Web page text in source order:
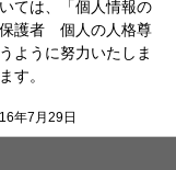
ては、「個人情報の
保護者 個人の人格尊
ように努力いたしま
す。
年7月29日